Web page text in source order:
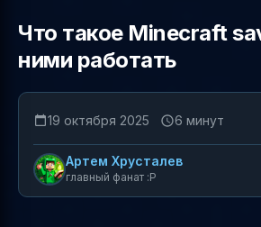
Что такое Minecraft
ними работать
19 октября 2025 6 минут
Артем Хрусталев
главный фанат :P